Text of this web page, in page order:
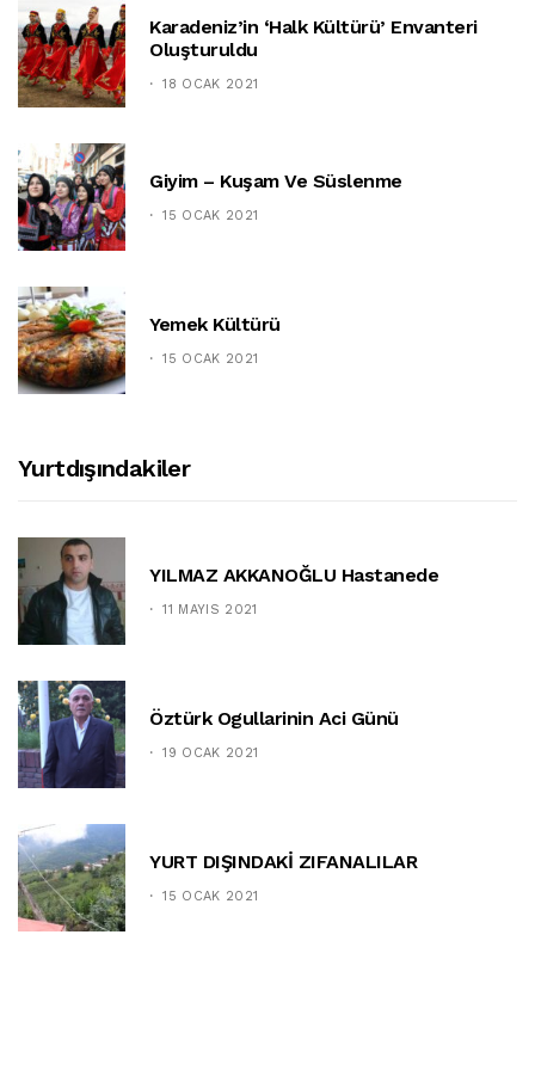
Karadeniz’in ‘halk Kültürü’ Envanteri
Oluşturuldu
18 OCAK 2021
Giyim – Kuşam Ve Süslenme
15 OCAK 2021
Yemek Kültürü
15 OCAK 2021
Yurtdışındakiler
YILMAZ AKKANOĞLU Hastanede
11 MAYIS 2021
Öztürk Ogullarinin Aci Günü
19 OCAK 2021
YURT DIŞINDAKİ ZIFANALILAR
15 OCAK 2021